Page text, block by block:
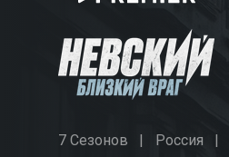
7 Сезонов Россия